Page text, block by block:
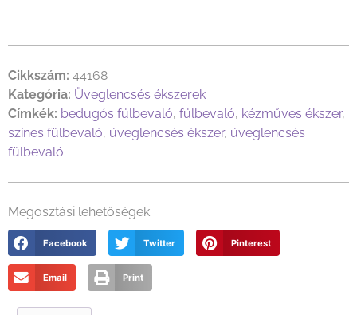
Cikkszám: 44168
Kategória: Üveglencsés ékszerek
Címkék: bedugós fülbevaló, fülbevaló, kézműves ékszer,
színes fülbevaló, üveglencsés ékszer, üveglencsés
fülbevaló
Megosztási lehetőségek:
Facebook Twitter Pinterest
Email Print